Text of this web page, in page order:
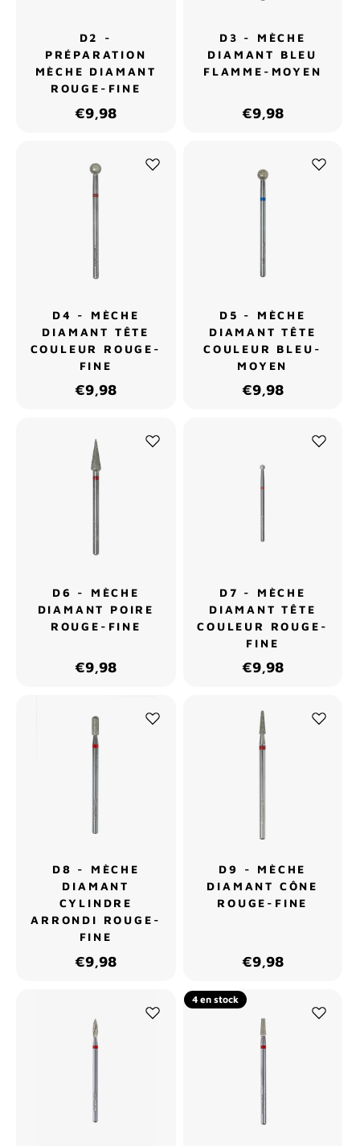
D2 -
PRÉPARATION
MÈCHE DIAMANT
ROUGE-FINE
€9,98
D3 - MÈCHE
DIAMANT BLEU
FLAMME-MOYEN
€9,98
D4 - MÈCHE
DIAMANT TÊTE
COULEUR ROUGE-
FINE
€9,98
D5 - MÈCHE
DIAMANT TÊTE
COULEUR BLEU-
MOYEN
€9,98
D6 - MÈCHE
DIAMANT POIRE
ROUGE-FINE
€9,98
D7 - MÈCHE
DIAMANT TÊTE
COULEUR ROUGE-
FINE
€9,98
D8 - MÈCHE
DIAMANT
CYLINDRE
ARRONDI ROUGE-
FINE
€9,98
D9 - MÈCHE
DIAMANT CÔNE
ROUGE-FINE
€9,98
4 en stock